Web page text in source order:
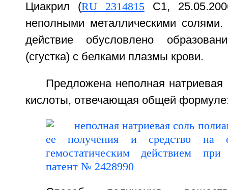
Циакрил (RU 2314815С1,
неполными металлическими солями.
действие обусловлено
(сгустка) с белками плазмы крови.
Предложена неполная натриевая
кислоты, отвечающая общей